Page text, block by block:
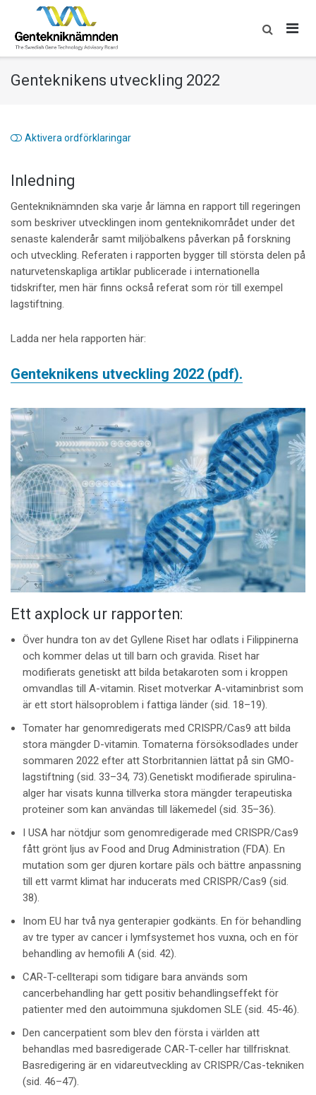
content
Genteknikens utveckling 2022
Aktivera ordförklaringar
Inledning
Gentekniknämnden ska varje år lämna en rapport till regeringen
som beskriver utvecklingen inom genteknikområdet under det
senaste kalenderår samt miljöbalkens påverkan på forskning
och utveckling. Referaten i rapporten bygger till största delen på
naturvetenskapliga artiklar publicerade i internationella
tidskrifter, men här finns också referat som rör till exempel
lagstiftning.
Ladda ner hela rapporten här:
Genteknikens utveckling 2022 (pdf).
Ett axplock ur rapporten:
Över hundra ton av det Gyllene Riset har odlats i Filippinerna
och kommer delas ut till barn och gravida. Riset har
modifierats genetiskt att bilda betakaroten som i kroppen
omvandlas till A-vitamin. Riset motverkar A-vitaminbrist som
är ett stort hälsoproblem i fattiga länder (sid. 18–19).
Tomater har genomredigerats med CRISPR/Cas9 att bilda
stora mängder D-vitamin. Tomaterna försöksodlades under
sommaren 2022 efter att Storbritannien lättat på sin GMO-
lagstiftning (sid. 33–34, 73).Genetiskt modifierade spirulina-
alger har visats kunna tillverka stora mängder terapeutiska
proteiner som kan användas till läkemedel (sid. 35–36).
I USA har nötdjur som genomredigerade med CRISPR/Cas9
fått grönt ljus av Food and Drug Administration (FDA). En
mutation som ger djuren kortare päls och bättre anpassning
till ett varmt klimat har inducerats med CRISPR/Cas9 (sid.
38).
Inom EU har två nya genterapier godkänts. En för behandling
av tre typer av cancer i lymfsystemet hos vuxna, och en för
behandling av hemofili A (sid. 42).
CAR-T-cellterapi som tidigare bara används som
cancerbehandling har gett positiv behandlingseffekt för
patienter med den autoimmuna sjukdomen SLE (sid. 45-46).
Den cancerpatient som blev den första i världen att
behandlas med basredigerade CAR-T-cellerhar tillfrisknat.
Basredigering är en vidareutveckling av CRISPR/Cas-tekniken
(sid. 46–47).